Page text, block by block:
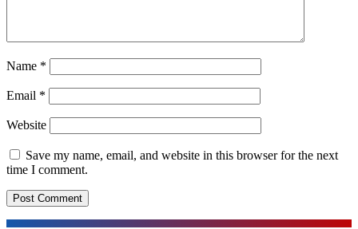
Name *
Email *
Website
Save my name, email, and website in this browser for the next
time I comment.